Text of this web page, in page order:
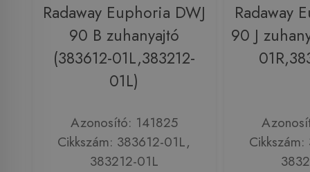
Radaway Euphoria DWJ
90 B zuhanyajtó
(383612-01L,383212-
01L)
Azonosító: 141825
Cikkszám: 383612-01L,
383212-01L
Radaway
90 J